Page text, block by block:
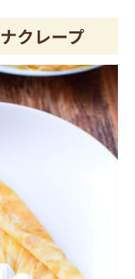
クレープ